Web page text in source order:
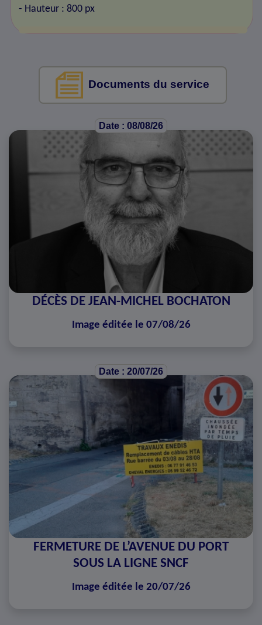
- Hauteur : 800 px
Documents du service
Date : 08/08/26
DÉCÈS DE JEAN-MICHEL BOCHATON
Image éditée le 07/08/26
Date : 20/07/26
FERMETURE DE L’AVENUE DU PORT
SOUS LA LIGNE SNCF
Image éditée le 20/07/26